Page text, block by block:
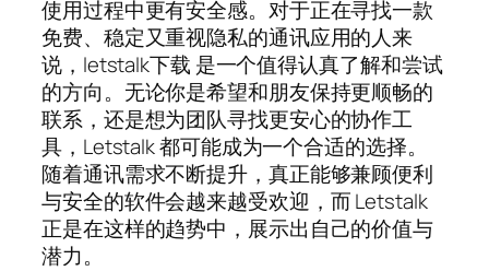
使用过程中更有安全感。对于正在寻找一款
免费、稳定又重视隐私的通讯应用的人来
说，letstalk下载 是一个值得认真了解和尝试
的方向。无论你是希望和朋友保持更顺畅的
联系，还是想为团队寻找更安心的协作工
具，Letstalk 都可能成为一个合适的选择。
随着通讯需求不断提升，真正能够兼顾便利
与安全的软件会越来越受欢迎，而 Letstalk
正是在这样的趋势中，展示出自己的价值与
潜力。